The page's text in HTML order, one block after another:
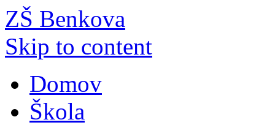
ZŠ Benkova
Skip to content
Domov
Škola